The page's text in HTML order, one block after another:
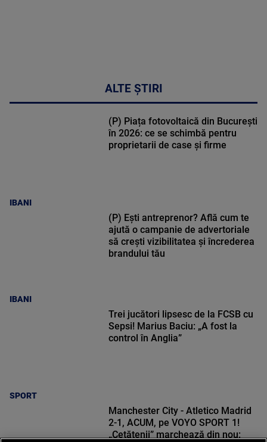
ALTE ȘTIRI
IBANI
(P) Piața fotovoltaică din București
în 2026: ce se schimbă pentru
proprietarii de case și firme
IBANI
(P) Ești antreprenor? Află cum te
ajută o campanie de advertoriale
să crești vizibilitatea și încrederea
brandului tău
SPORT
Trei jucători lipsesc de la FCSB cu
Sepsi! Marius Baciu: „A fost la
control în Anglia”
Manchester City - Atletico Madrid
2-1, ACUM, pe VOYO SPORT 1!
„Cetățenii” marchează din nou: